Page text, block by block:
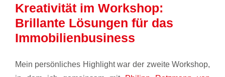
Kreativität im Workshop:
Brillante Lösungen für das
Immobilienbusiness
Mein persönliches Highlight war der zweite Workshop,